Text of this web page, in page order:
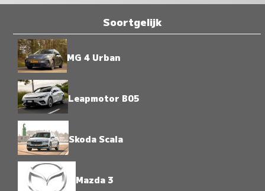
Soortgelijk
MG 4 Urban
Leapmotor B05
Skoda Scala
Mazda 3